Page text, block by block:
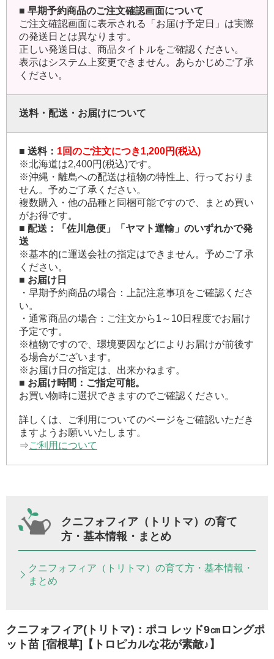
■ 早期予約商品のご注文確認画面について
ご注文確認画面に表示される「お届け予定日」は実際
の発送日とは異なります。
正しい発送日は、商品タイトルをご確認ください。
表示はシステム上変更できません。あらかじめご了承
ください。
送料・配送・お届けについて
■ 送料： 1回のご注文につき1,200円(税込)
※北海道は2,400円(税込)です。
※沖縄・離島への配送は植物の特性上、行っておりま
せん。予めご了承ください。
複数購入・他の品種と同梱可能ですので、まとめ買い
がお得です。
■ 配送：「佐川急便」「ヤマト運輸」のいずれかで発
送
※基本的に運送会社の指定はできません。予めご了承
ください。
■ お届け日
・早期予約商品の場合：上記注意事項をご確認くださ
い。
・通常商品の場合：ご注文から1～10日程度でお届け
予定です。
※植物ですので、環境要因などによりお届けが前後す
る場合がございます。
※お届け日の指定は、出来かねます。
■ お届け時間：ご指定可能。
お買い物時に選択できますのでご確認ください。
詳しくは、ご利用についてのページをご確認いただき
ますようお願いいたします。
⇒ご利用について
クニフォフィア（トリトマ）の育て
方・基本情報・まとめ
クニフォフィア（トリトマ）の育て方・基本情報・
まとめ
クニフォフィア(トリトマ)：ポコ レッド9㎝ロングポ
ット苗 [宿根草]【トロピカルな花が素敵♪】